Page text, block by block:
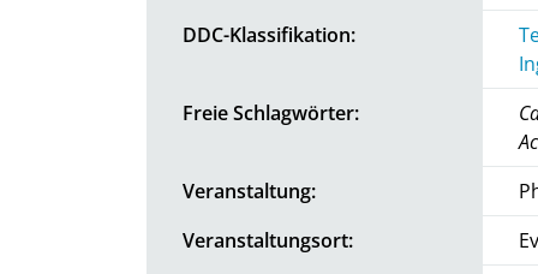
DDC-Klassifikation:
Freie Schlagwörter:
Veranstaltung:
Veranstaltungsort: